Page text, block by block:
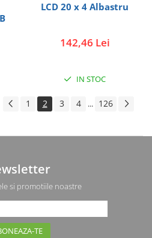
LCD 20 x 4 Albastru
142,46 Lei
IN STOC
1 2 3 4 ... 126
si promotiile noastre